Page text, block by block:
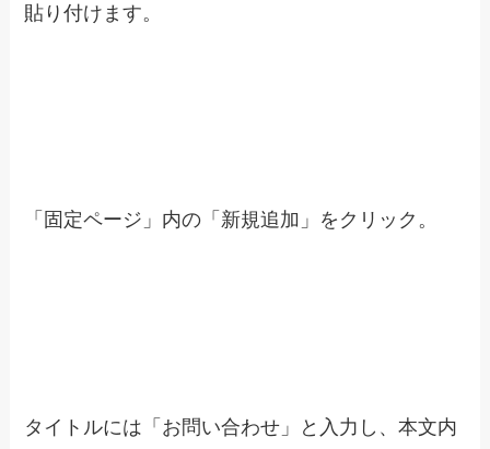
貼り付けます。
「固定ページ」内の「新規追加」をクリック。
タイトルには「お問い合わせ」と入力し、本文内